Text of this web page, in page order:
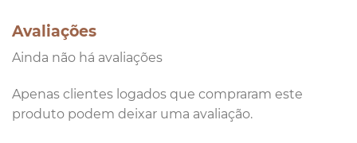
Avaliações
Ainda não há avaliações
Apenas clientes logados que compraram este
produto podem deixar uma avaliação.